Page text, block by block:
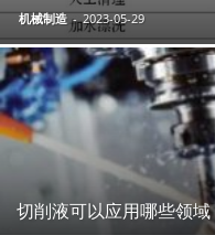
机械制造 - 2023-05-29
切削液可以应用哪些领域